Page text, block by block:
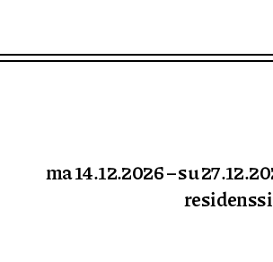
ma 14.12.2026 – su